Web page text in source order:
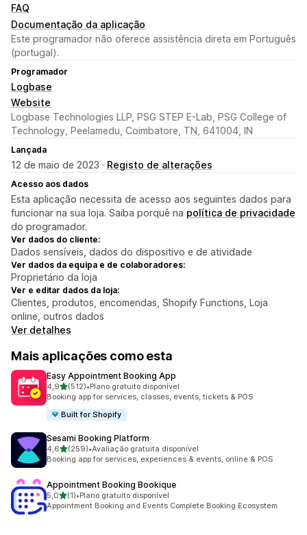
FAQ
Documentação da aplicação
Este programador não oferece assistência direta em Português
(portugal).
Programador
Logbase
Website
Logbase Technologies LLP, PSG STEP E-Lab, PSG College of
Technology, Peelamedu, Coimbatore, TN, 641004, IN
Lançada
12 de maio de 2023 · Registo de alterações
Acesso aos dados
Esta aplicação necessita de acesso aos seguintes dados para
funcionar na sua loja. Saiba porquê na política de privacidade
do programador.
Ver dados do cliente:
Dados sensíveis, dados do dispositivo e de atividade
Ver dados da equipa e de colaboradores:
Proprietário da loja
Ver e editar dados da loja:
Clientes, produtos, encomendas, Shopify Functions, Loja
online, outros dados
Ver detalhes
Mais aplicações como esta
Easy Appointment Booking App
4,9de 5 estrelas
(512)
512 total de avaliações
•Plano gratuito disponível
Booking app for services, classes, events, tickets & POS
Built for Shopify
Sesami Booking Platform
4,6de 5 estrelas
(259)
259 total de avaliações
•Avaliação gratuita disponível
Booking app for services, experiences & events, online & POS
Appointment Booking Bookique
5,0de 5 estrelas
(1)
1 total de avaliações
•Plano gratuito disponível
Appointment Booking and Events Complete Booking Ecosystem